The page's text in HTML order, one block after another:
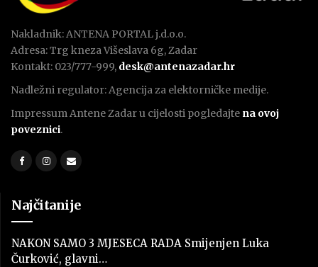
Nakladnik: ANTENA PORTAL j.d.o.o.
Adresa: Trg kneza Višeslava 6g, Zadar
Kontakt: 023/777-999, desk@antenazadar.hr
Nadležni regulator: Agencija za elektorničke medije.
Impressum Antene Zadar u cijelosti pogledajte na ovoj
poveznici.
Najčitanije
NAKON SAMO 3 MJESECA RADA Smijenjen Luka
Čurković, glavni…